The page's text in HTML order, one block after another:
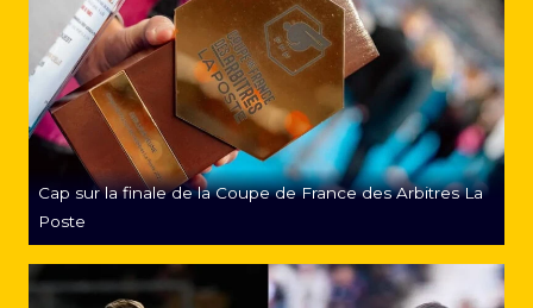
Cap sur la finale de la Coupe de France des Arbitres La
Poste